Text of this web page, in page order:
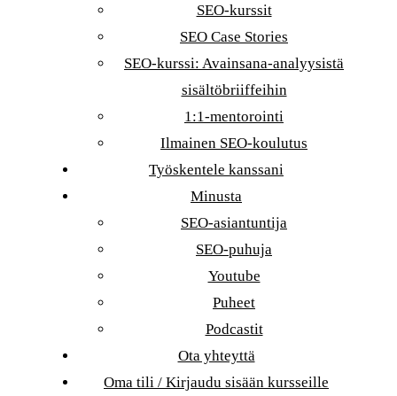
SEO-kurssit
SEO Case Stories
SEO-kurssi: Avainsana-analyysistä
sisältöbriiffeihin
1:1-mentorointi
Ilmainen SEO-koulutus
Työskentele kanssani
Minusta
SEO-asiantuntija
SEO-puhuja
Youtube
Puheet
Podcastit
Ota yhteyttä
Oma tili / Kirjaudu sisään kursseille